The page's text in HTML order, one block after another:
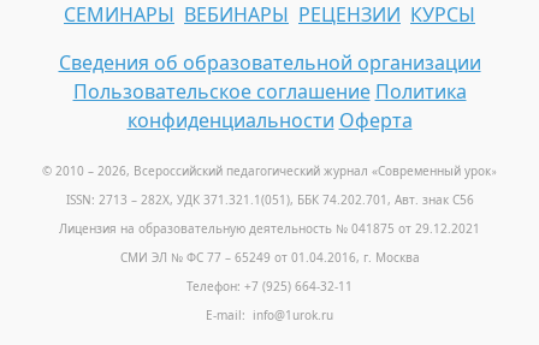
СЕМИНАРЫ ВЕБИНАРЫ РЕЦЕНЗИИ КУРСЫ
Сведения об образовательной организации
Пользовательское соглашение Политика
конфиденциальности Оферта
© 2010 – 2026, Всероссийский педагогический журнал «Современный урок»
ISSN: 2713 – 282X, УДК 371.321.1(051), ББК 74.202.701, Авт. знак С56
Лицензия на образовательную деятельность № 041875 от 29.12.2021
СМИ ЭЛ № ФС 77 – 65249 от 01.04.2016, г. Москва
Телефон: +7 (925) 664-32-11
E-mail: info@1urok.ru